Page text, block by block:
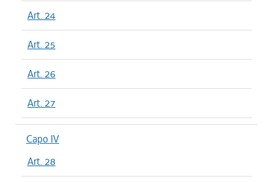
Art. 24
Art. 25
Art. 26
Art. 27
Capo IV
Art. 28